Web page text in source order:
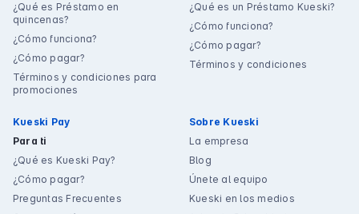
¿Qué es Préstamo en
quincenas?
¿Cómo funciona?
¿Cómo pagar?
Términos y condiciones para
promociones
¿Qué es un Préstamo Kueski?
¿Cómo funciona?
¿Cómo pagar?
Términos y condiciones
Kueski Pay
Para ti
¿Qué es Kueski Pay?
¿Cómo pagar?
Preguntas Frecuentes
Sobre Kueski
La empresa
Blog
Únete al equipo
Kueski en los medios